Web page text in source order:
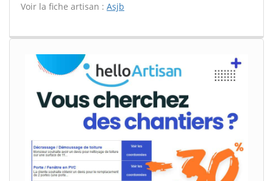
Voir la fiche artisan : Asjb